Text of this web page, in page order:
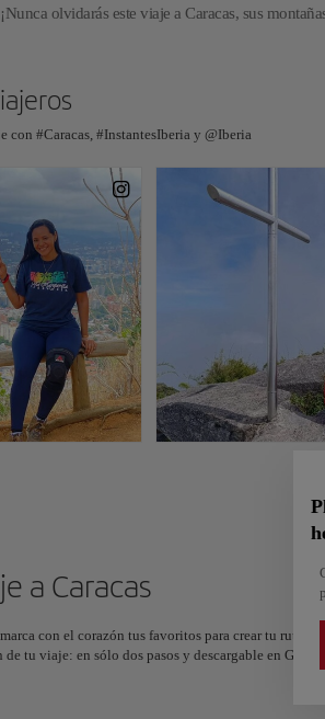
olvidarás este viaje a Caracas, sus
con #Caracas, #InstantesIberia y @Iberia
a Caracas
con el corazón tus favoritos para crear tu ruta
tu viaje: en sólo dos pasos y descargable en Google